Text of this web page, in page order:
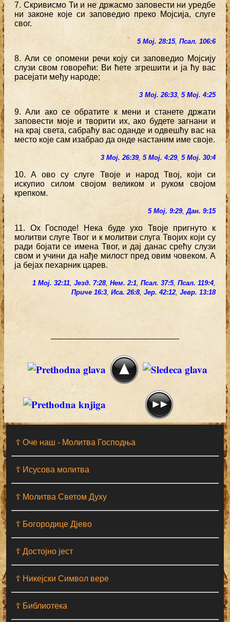
☦ Оче наш - Moлитва Господња
☦ Исусова молитва
☦ Молитва Светом Духу
☦ Богородице Дјево
☦ Достојно јест
☦ Никејски Символ вере
☦ Библиотека
7. Скривисмо Ти и не држасмо заповести ни уредбе
ни законе које си заповедио преко Мојсија, слуге
свог.
5 Мој. 28:15, Псал. 106:6
8. Али се опомени речи коју си заповедио Мојсију
слузи свом говорећи: Ви ћете згрешити и ја ћу вас
расејати међу народе;
3 Мој. 26:33, 5 Мој. 4:25
9. Али ако се обратите к мени и станете држати
заповести моје и творити их, ако будете загнани и
на крај света, сабраћу вас оданде и одвешћу вас на
место које сам изабрао да онде настаним име своје.
3 Мој. 26:39, 5 Мој. 4:29, 5 Мој. 30:4
10. А ово су слуге Твоје и народ Твој, који си
искупио силом својом великом и руком својом
крепком.
5 Мој. 9:29,Дан. 9:15
11. Ох Господе! Нека буде ухо Твоје пригнуто к
молитви слуге Твог и к молитви слуга Твојих који су
ради бојати се имена Твог, и дај данас срећу слузи
свом и учини да нађе милост пред овим човеком. А
ја бејах пехарник царев.
1 Мој. 32:11, Језд. 7:28, Нем. 2:1, Псал. 37:5, Псал. 119:4,
Приче 16:3, Иса. 26:8, Јер. 42:12, Јевр. 13:18